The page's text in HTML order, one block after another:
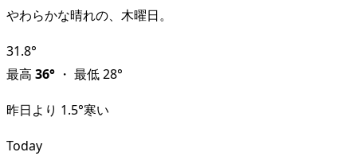
やわらかな晴れの、木曜日。
31.8°
最高 36° ・ 最低28°
昨日より 1.5°寒い
Today